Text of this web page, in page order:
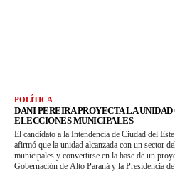
POLÍTICA
DANI PEREIRA PROYECTA LA
ELECCIONES MUNICIPALES
El candidato a la Intendencia de Ciudad del
afirmó que la unidad alcanzada con un sector
municipales y convertirse en la base de un
Gobernación de Alto Paraná y la Presidencia